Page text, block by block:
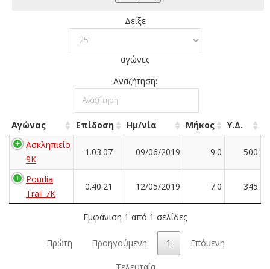
Δείξε
αγώνες
Αναζήτηση:
Αγώνας Επίδοση Ημ/νία Μήκος
Υ.Δ.
Ασκληπιείο
9Κ
1.03.07 09/06/2019 9.0 500
Pourlia
Trail 7Κ
0.40.21 12/05/2019 7.0 345
Εμφάνιση 1 από 1 σελίδες
Πρώτη Προηγούμενη 1 Επόμενη
Τελευταία